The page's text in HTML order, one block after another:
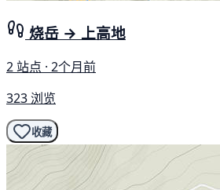
烧岳 → 上高地
2 站点 · 2个月前
323 浏览
收藏